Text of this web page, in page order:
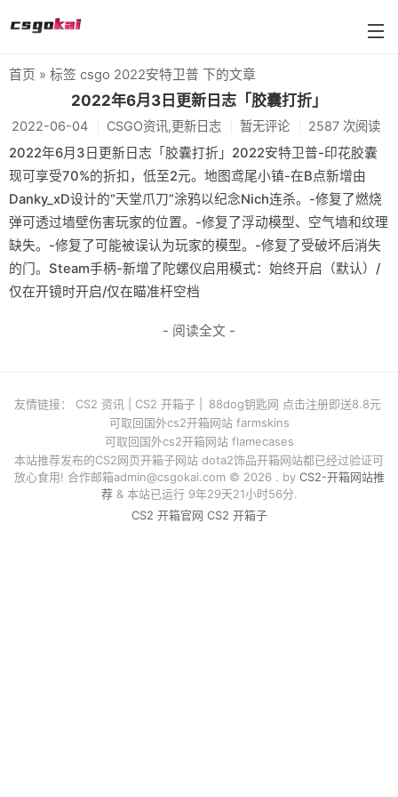
farmskins
88dog
flamecases
88hash-jp
首页 » 标签 csgo 2022安特卫普 下的文章
2022年6月3日更新日志「胶囊打折」
2022-06-04 CSGO资讯,更新日志 暂无评论 2587 次阅读
2022年6月3日更新日志「胶囊打折」2022安特卫普-印花胶囊
现可享受70%的折扣，低至2元。地图鸢尾小镇-在B点新增由
Danky_xD设计的“天堂爪刀”涂鸦以纪念Nich连杀。-修复了燃烧
弹可透过墙壁伤害玩家的位置。-修复了浮动模型、空气墙和纹理
缺失。-修复了可能被误认为玩家的模型。-修复了受破坏后消失
的门。Steam手柄-新增了陀螺仪启用模式：始终开启（默认）/
仅在开镜时开启/仅在瞄准杆空档
- 阅读全文 -
友情链接： CS2 资讯 CS2 开箱子
88dog钥匙网 点击注册即送8.8元
可取回国外cs2开箱网站 farmskins
可取回国外cs2开箱网站 flamecases
本站推荐发布的CS2网页开箱子网站 dota2饰品开箱网站都已经过验证可
放心食用! 合作邮箱admin@csgokai.com© 2026 . by CS2-开箱网站推
荐& 本站已运行 9年29天21小时56分.
CS2 开箱官网 CS2 开箱子